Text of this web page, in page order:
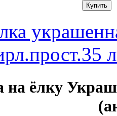
ёлку